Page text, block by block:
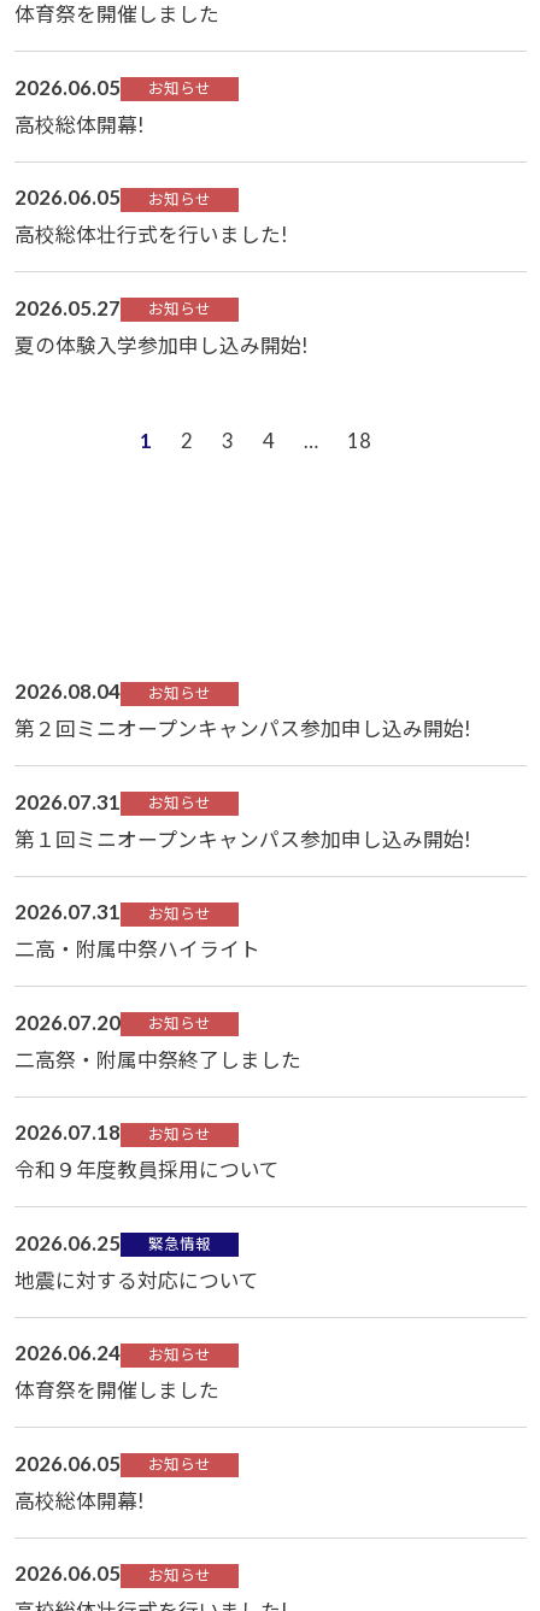
体育祭を開催しました
2026.06.05 お知らせ
高校総体開幕!
2026.06.05 お知らせ
高校総体壮行式を行いました!
2026.05.27 お知らせ
夏の体験入学参加申し込み開始!
1 2 3 4 … 18
2026.08.04 お知らせ
第２回ミニオープンキャンパス参加申し込み開始!
2026.07.31 お知らせ
第１回ミニオープンキャンパス参加申し込み開始!
2026.07.31 お知らせ
二高・附属中祭ハイライト
2026.07.20 お知らせ
二高祭・附属中祭終了しました
2026.07.18 お知らせ
令和９年度教員採用について
2026.06.25 緊急情報
地震に対する対応について
2026.06.24 お知らせ
体育祭を開催しました
2026.06.05 お知らせ
高校総体開幕!
2026.06.05 お知らせ